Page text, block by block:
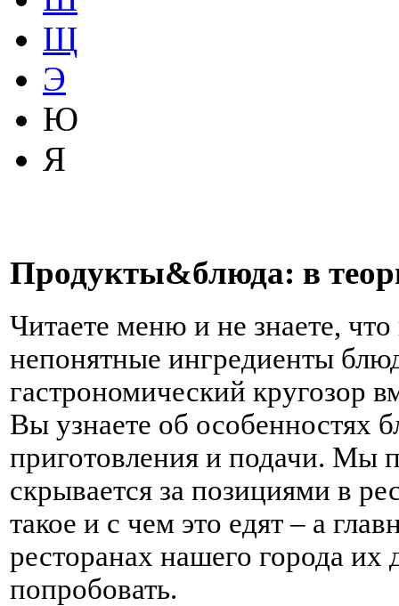
Щ
Э
Ю
Я
Продукты&блюда: в
Читаете меню и не знаете,
непонятные ингредиенты
гастрономический кругозор
Вы узнаете об особенностях
приготовления и подачи. Мы
скрывается за позициями в
такое и с чем это едят – а
ресторанах нашего города их
попробовать.